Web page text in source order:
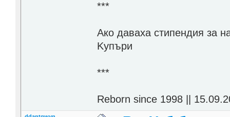
***
Aко даваха стипендия за
Kупъри
***
Reborn since 1998 ||